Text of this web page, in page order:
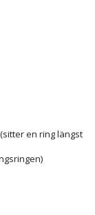
en ring längst